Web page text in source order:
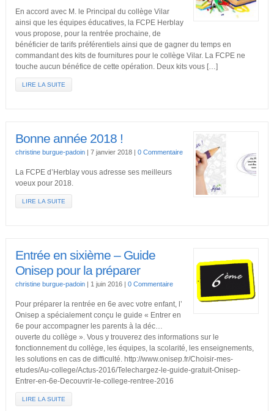
En accord avec M. le Principal du collège Vilar
ainsi que les équipes éducatives, la FCPE Herblay
vous propose, pour la rentrée prochaine, de
bénéficier de tarifs préférentiels ainsi que de gagner du temps en
commandant des kits de fournitures pour le collège Vilar. La FCPE ne
touche aucun bénéfice de cette opération. Deux kits vous […]
LIRE LA SUITE
Bonne année 2018 !
christine burgue-padoin| 7 janvier 2018 | 0 Commentaire
La FCPE d’Herblay vous adresse ses meilleurs
voeux pour 2018.
LIRE LA SUITE
Entrée en sixième – Guide
Onisep pour la préparer
christine burgue-padoin| 1 juin 2016 | 0 Commentaire
Pour préparer la rentrée en 6e avec votre enfant, l’
Onisep a spécialement conçu le guide « Entrer en
6e pour accompagner les parents à la déc…
ouverte du collège ». Vous y trouverez des informations sur le
fonctionnement du collège, les équipes, la scolarité, les enseignements,
les solutions en cas de difficulté. http://www.onisep.fr/Choisir-mes-
etudes/Au-college/Actus-2016/Telechargez-le-guide-gratuit-Onisep-
Entrer-en-6e-Decouvrir-le-college-rentree-2016
LIRE LA SUITE